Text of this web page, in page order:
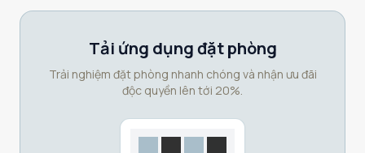
Tải ứng dụng đặt phòng
Trải nghiệm đặt phòng nhanh chóng và nhận ưu đãi
độc quyền lên tới 20%.